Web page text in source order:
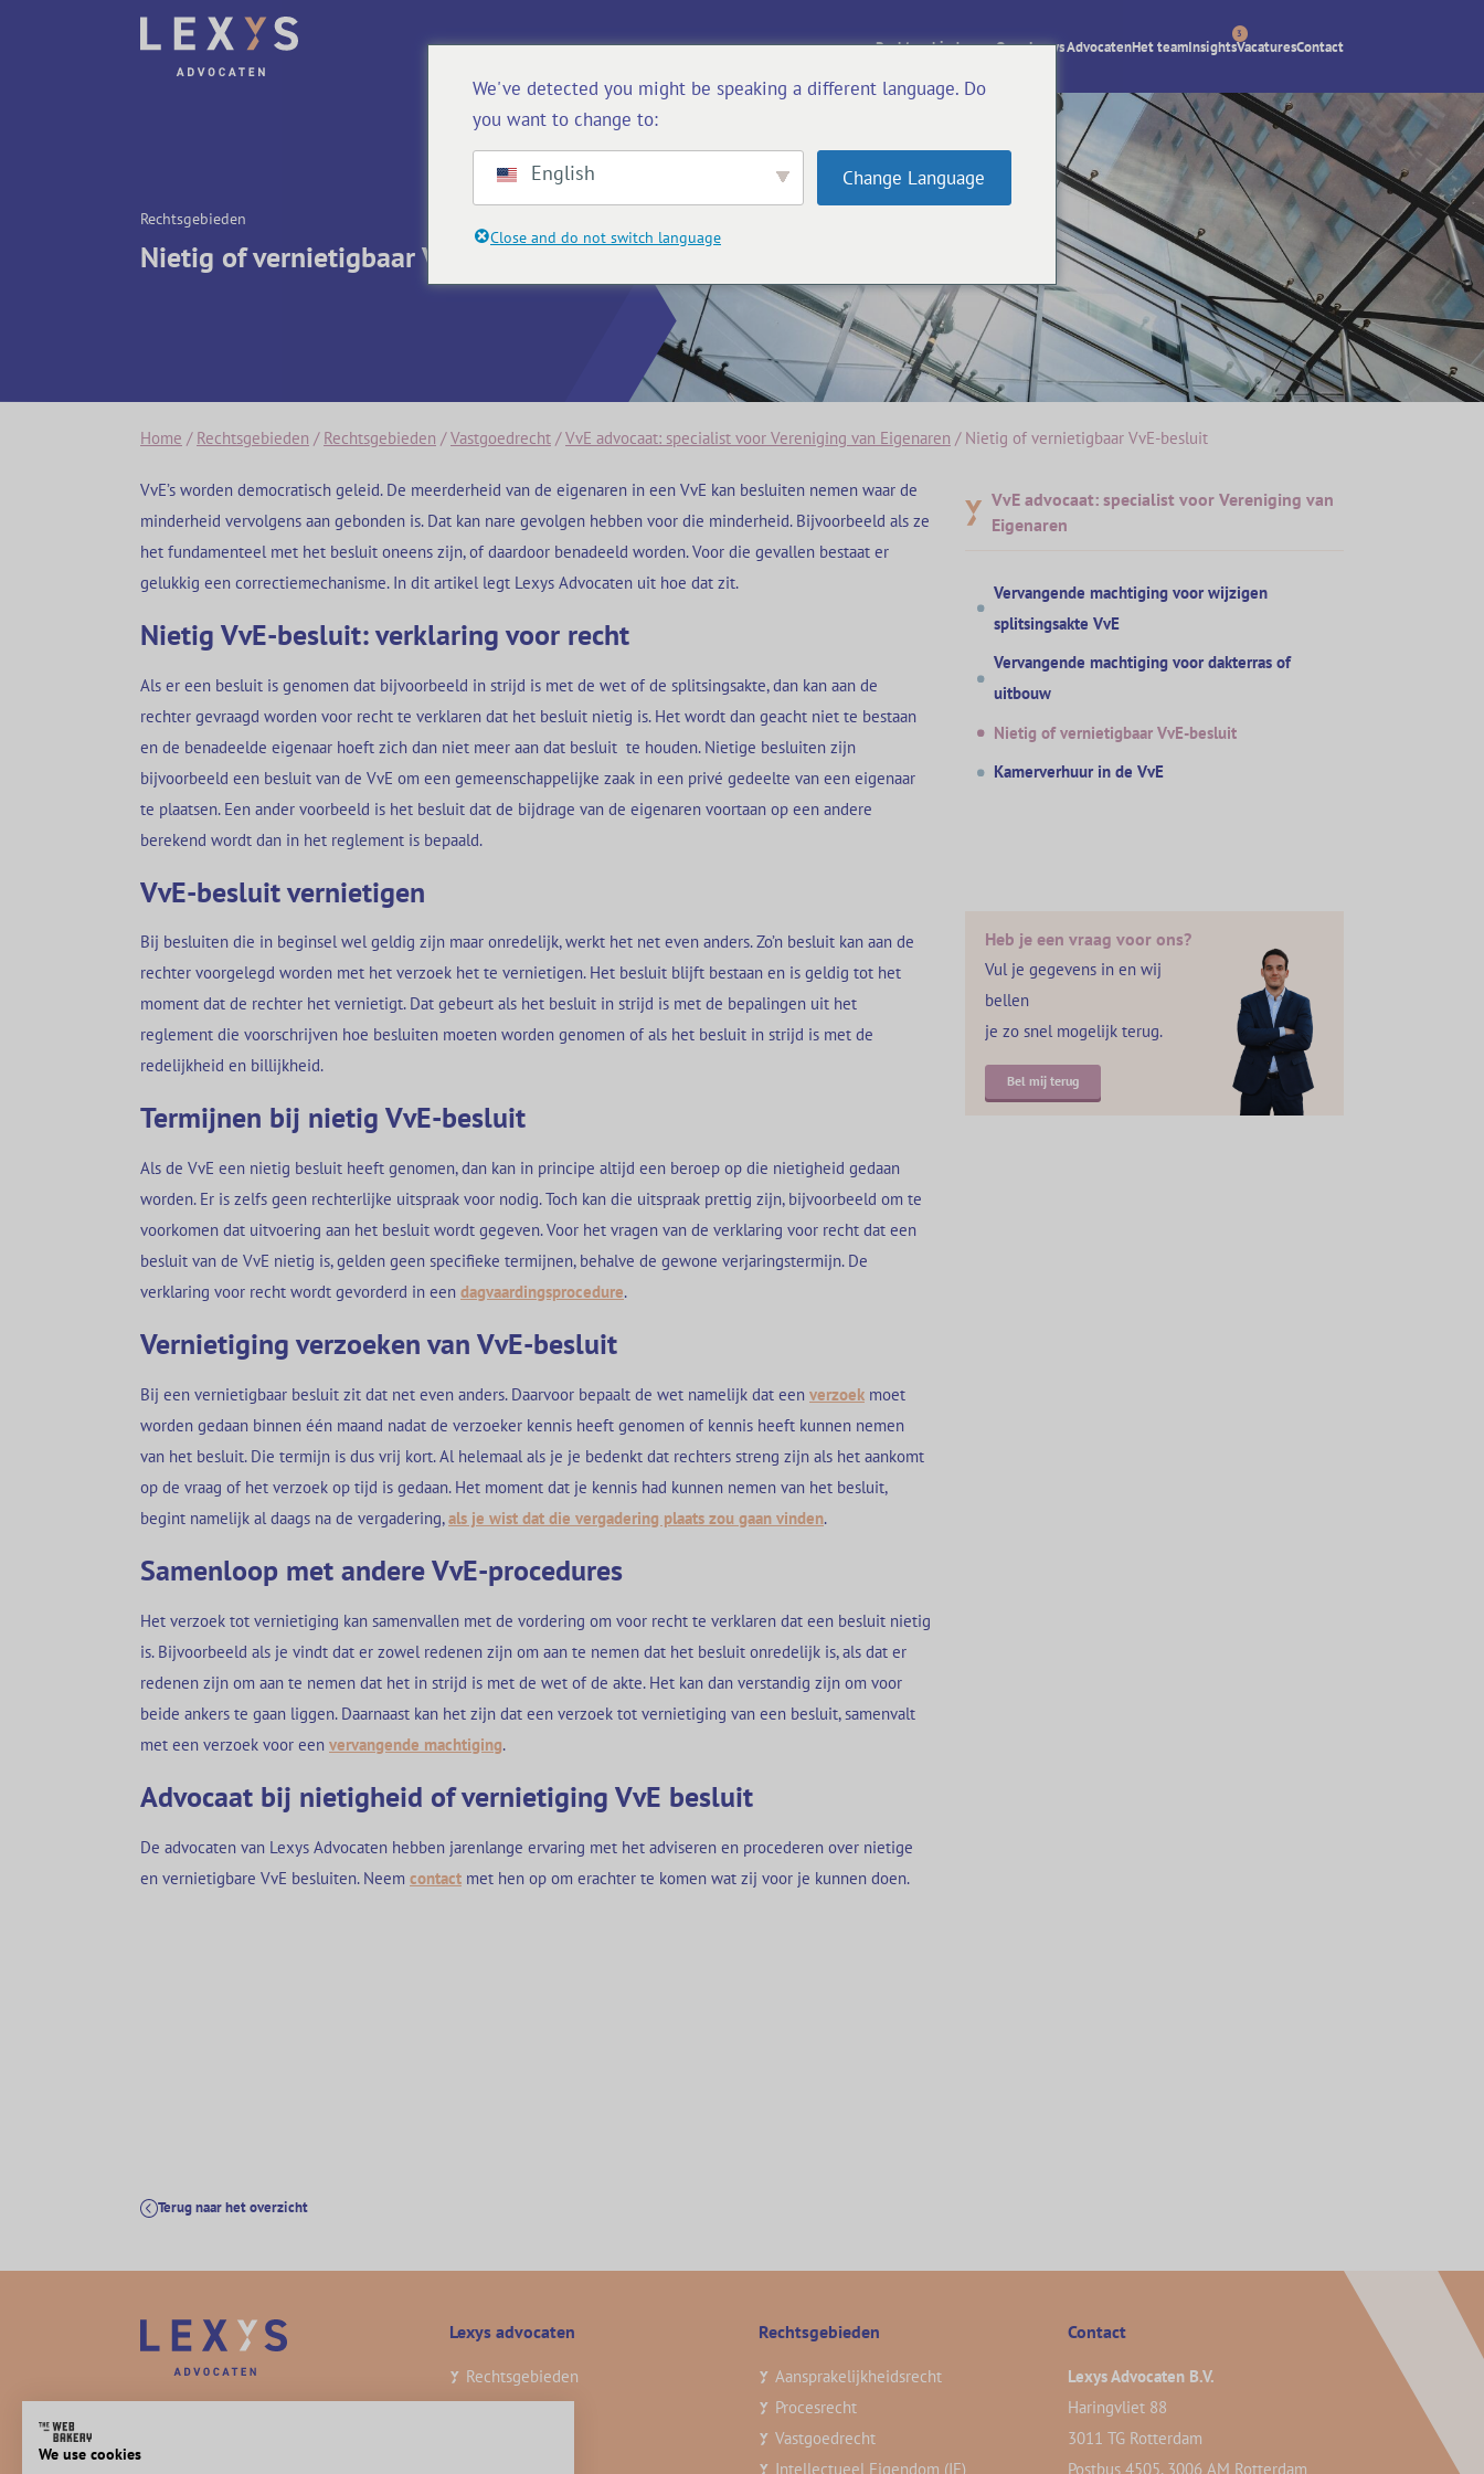
Rechtsgebieden Over Lexys AdvocatenHet teamInsights
3
VacaturesContact
Rechtsgebieden
Nietig of vernietigbaar VvE-besluit
Home / Rechtsgebieden / Rechtsgebieden /Vastgoedrecht /VvE advocaat: specialist voor Vereniging van Eigenaren / Nietig of vernietigbaar VvE-besluit
VvE’s worden democratisch geleid. De meerderheid van de eigenaren in een VvE kan besluiten nemen waar de
minderheid vervolgens aan gebonden is. Dat kan nare gevolgen hebben voor die minderheid. Bijvoorbeeld als ze
het fundamenteel met het besluit oneens zijn, of daardoor benadeeld worden. Voor die gevallen bestaat er
gelukkig een correctiemechanisme. In dit artikel legt Lexys Advocaten uit hoe dat zit.
Nietig VvE-besluit: verklaring voor recht
Als er een besluit is genomen dat bijvoorbeeld in strijd is met de wet of de splitsingsakte, dan kan aan de
rechter gevraagd worden voor recht te verklaren dat het besluit nietig is. Het wordt dan geacht niet te bestaan
en de benadeelde eigenaar hoeft zich dan niet meer aan dat besluit te houden. Nietige besluiten zijn
bijvoorbeeld een besluit van de VvE om een gemeenschappelijke zaak in een privé gedeelte van een eigenaar
te plaatsen. Een ander voorbeeld is het besluit dat de bijdrage van de eigenaren voortaan op een andere
berekend wordt dan in het reglement is bepaald.
VvE-besluit vernietigen
Bij besluiten die in beginsel wel geldig zijn maar onredelijk, werkt het net even anders. Zo’n besluit kan aan de
rechter voorgelegd worden met het verzoek het te vernietigen. Het besluit blijft bestaan en is geldig tot het
moment dat de rechter het vernietigt. Dat gebeurt als het besluit in strijd is met de bepalingen uit het
reglement die voorschrijven hoe besluiten moeten worden genomen of als het besluit in strijd is met de
redelijkheid en billijkheid.
Termijnen bij nietig VvE-besluit
Als de VvE een nietig besluit heeft genomen, dan kan in principe altijd een beroep op die nietigheid gedaan
worden. Er is zelfs geen rechterlijke uitspraak voor nodig. Toch kan die uitspraak prettig zijn, bijvoorbeeld om te
voorkomen dat uitvoering aan het besluit wordt gegeven. Voor het vragen van de verklaring voor recht dat een
besluit van de VvE nietig is, gelden geen specifieke termijnen, behalve de gewone verjaringstermijn. De
verklaring voor recht wordt gevorderd in een dagvaardingsprocedure.
Vernietiging verzoeken van VvE-besluit
Bij een vernietigbaar besluit zit dat net even anders. Daarvoor bepaalt de wet namelijk dat een verzoek moet
worden gedaan binnen één maand nadat de verzoeker kennis heeft genomen of kennis heeft kunnen nemen
van het besluit. Die termijn is dus vrij kort. Al helemaal als je je bedenkt dat rechters streng zijn als het aankomt
op de vraag of het verzoek op tijd is gedaan. Het moment dat je kennis had kunnen nemen van het besluit,
begint namelijk al daags na de vergadering,als je wist dat die vergadering plaats zou gaan vinden.
Samenloop met andere VvE-procedures
Het verzoek tot vernietiging kan samenvallen met de vordering om voor recht te verklaren dat een besluit nietig
is. Bijvoorbeeld als je vindt dat er zowel redenen zijn om aan te nemen dat het besluit onredelijk is, als dat er
redenen zijn om aan te nemen dat het in strijd is met de wet of de akte. Het kan dan verstandig zijn om voor
beide ankers te gaan liggen. Daarnaast kan het zijn dat een verzoek tot vernietiging van een besluit, samenvalt
met een verzoek voor een vervangende machtiging.
Advocaat bij nietigheid of vernietiging VvE besluit
De advocaten van Lexys Advocaten hebben jarenlange ervaring met het adviseren en procederen over nietige
en vernietigbare VvE besluiten. Neem contact met hen op om erachter te komen wat zij voor je kunnen doen.
Terug naar het overzicht
VvE advocaat: specialist voor Vereniging van
Eigenaren
Vervangende machtiging voor wijzigen
splitsingsakte VvE
Vervangende machtiging voor dakterras of
uitbouw
Nietig of vernietigbaar VvE-besluit
Kamerverhuur in de VvE
Heb je een vraag voor ons?
Vul je gegevens in en wij
bellen
je zo snel mogelijk terug.
Bel mij terug
Lexys is een advocatenkantoor in
Lexys advocaten
Rechtsgebieden
Het team
Rechtsgebieden
Aansprakelijkheidsrecht
Procesrecht
Vastgoedrecht
Intellectueel Eigendom (IE)
Contact
Lexys Advocaten B.V.
Haringvliet 88
3011 TG Rotterdam
Postbus 4505, 3006 AM Rotterdam
We've detected you might be speaking a different language. Do
you want to change to:
English Change Language
Close and do not switch language
We use cookies